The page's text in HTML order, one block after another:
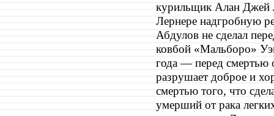
курильщик Алан Джей
Лернере надгробную
Абдулов не сделал
ковбой «Мальборо»
года — перед смертью
разрушает доброе и
смертью того, что
умерший от рака